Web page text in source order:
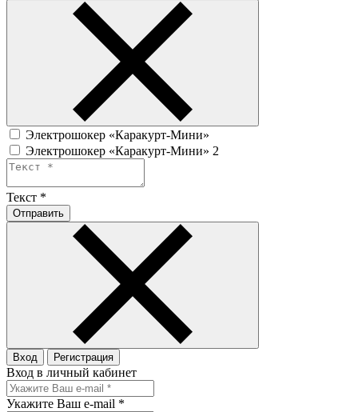
Электрошокер «Каракурт-Мини»
Электрошокер «Каракурт-Мини» 2
Текст *
Отправить
Вход Регистрация
Вход в личный кабинет
Укажите Ваш e-mail *